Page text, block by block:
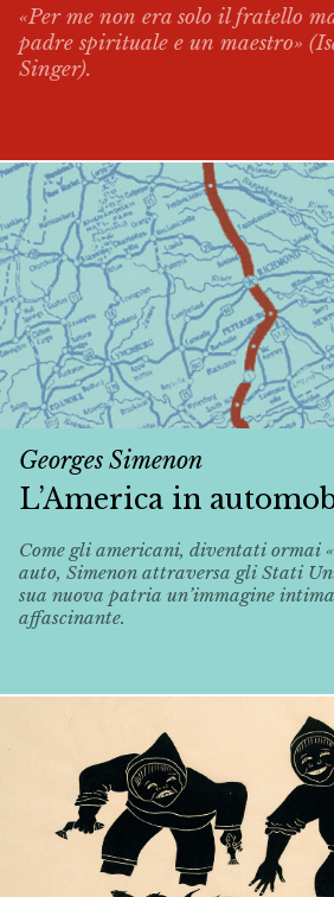
«Per me non era solo il fratello
padre spirituale e un maestro»
Singer).
Georges Simenon
L’America in
Come gli americani, diventati ormai
auto, Simenon attraversa gli Stati
sua nuova patria un’immagine
affascinante.